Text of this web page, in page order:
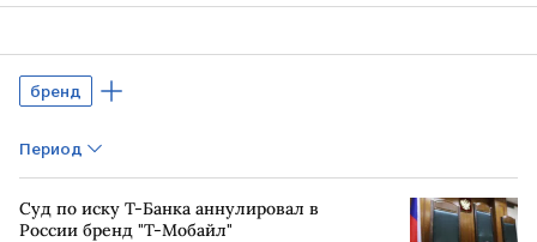
бренд
Период
Суд по иску Т-Банка аннулировал в
России бренд "Т-Мобайл"